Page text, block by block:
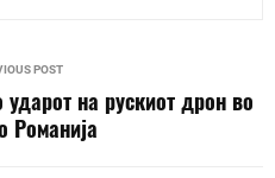
POST
на рускиот дрон во
Романија